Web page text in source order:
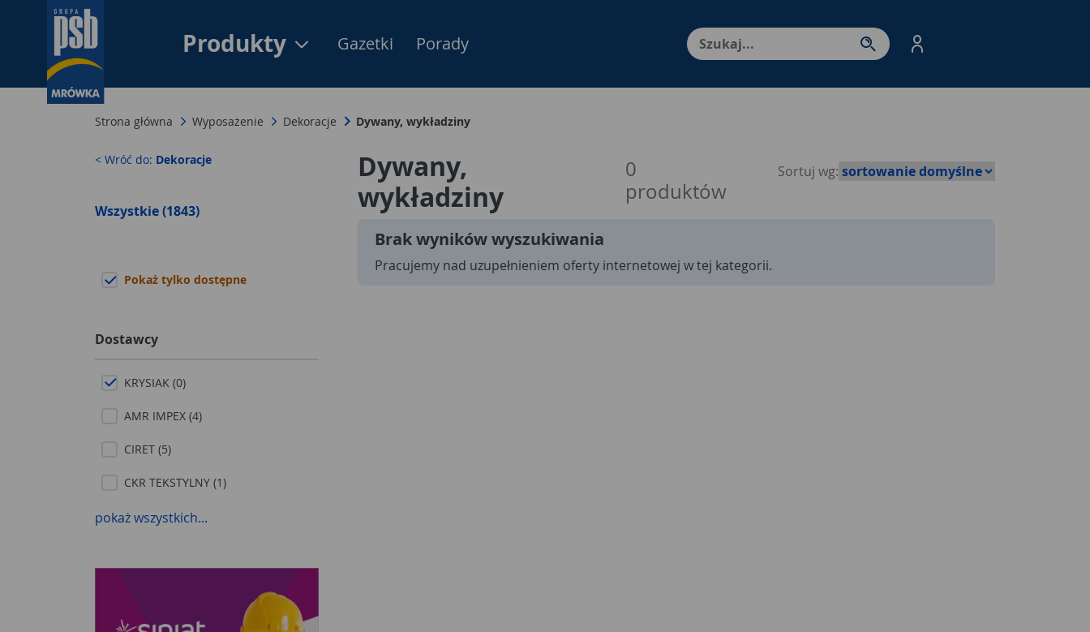
Produkty Menu Produktów, nawigacja: Enter - przejdź do strony produktów. Spacja – otwórz/
Gazetki Porady
Strona główna Wyposażenie Dekoracje Dywany, wykładziny
< Wróć do: Dekoracje
Wszystkie (1843)
Pokaż tylko dostępne
Dostawcy
KRYSIAK (0)
AMR IMPEX (4)
CIRET (5)
CKR TEKSTYLNY (1)
DAJAR (8)
EUROMAT (30)
pokaż wszystkich...
Dywany,
wykładziny
0
produktów
Sortuj wg:
Brak wyników wyszukiwania
Pracujemy nad uzupełnieniem oferty internetowej w tej kategorii.